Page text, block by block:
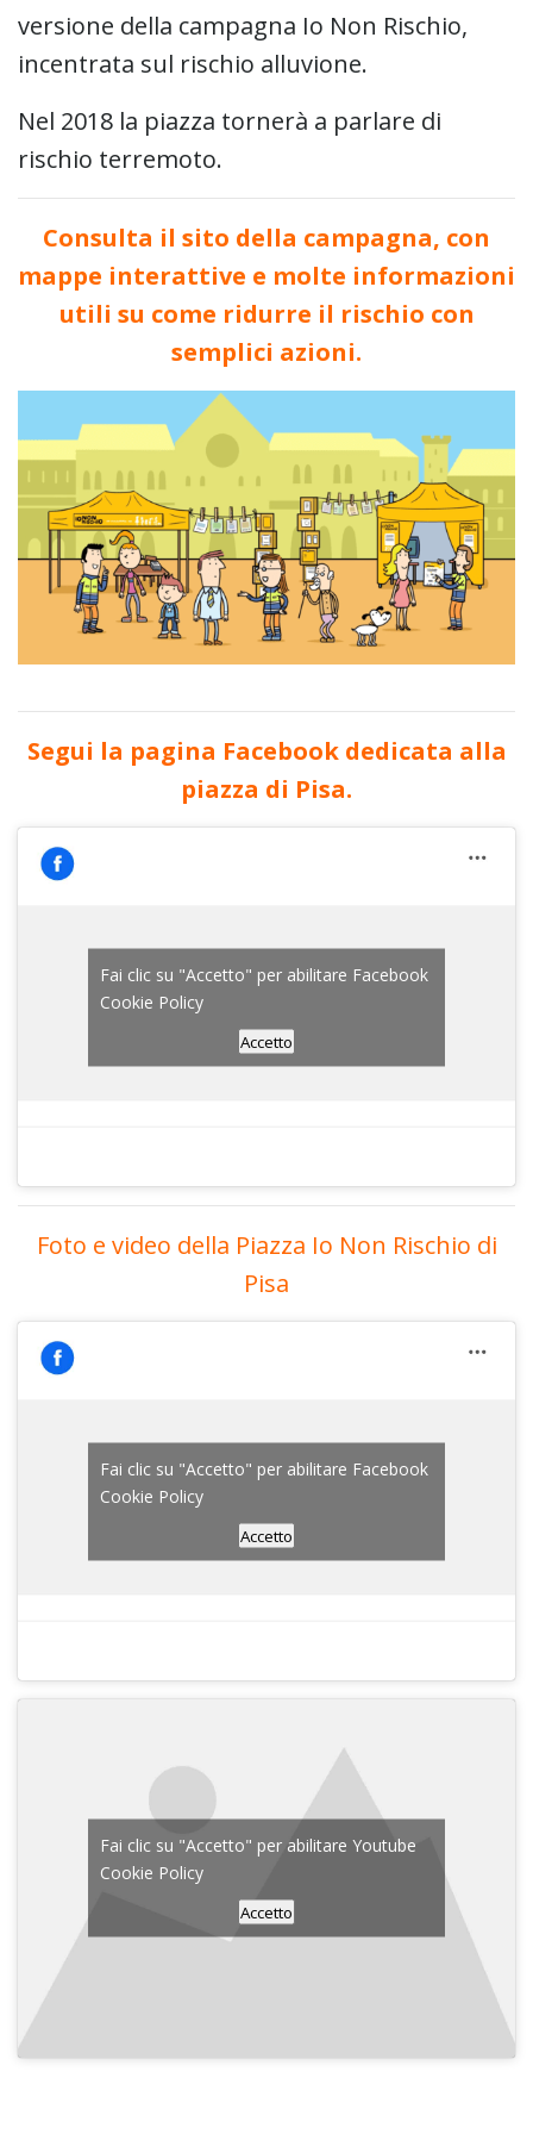
versione della campagna Io Non Rischio,
incentrata sul rischio alluvione.
Nel 2018 la piazza tornerà a parlare di
rischio terremoto.
Consulta il sito della campagna, con
mappe interattive e molte informazioni
utili su come ridurre il rischio con
semplici azioni.
Segui la pagina Facebook dedicata alla
piazza di Pisa.
Fai clic su "Accetto" per abilitare Facebook
Cookie Policy
Accetto
Foto e video della Piazza Io Non Rischio di
Pisa
Fai clic su "Accetto" per abilitare Facebook
Cookie Policy
Accetto
Fai clic su "Accetto" per abilitare Youtube
Cookie Policy
Accetto